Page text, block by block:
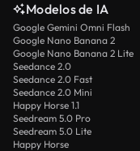
Modelos de IA
Google Gemini Omni Flash
Google Nano Banana 2
Google Nano Banana 2 Lite
Seedance 2.0
Seedance 2.0 Fast
Seedance 2.0 Mini
Happy Horse 1.1
Seedream 5.0 Pro
Seedream 5.0 Lite
Happy Horse